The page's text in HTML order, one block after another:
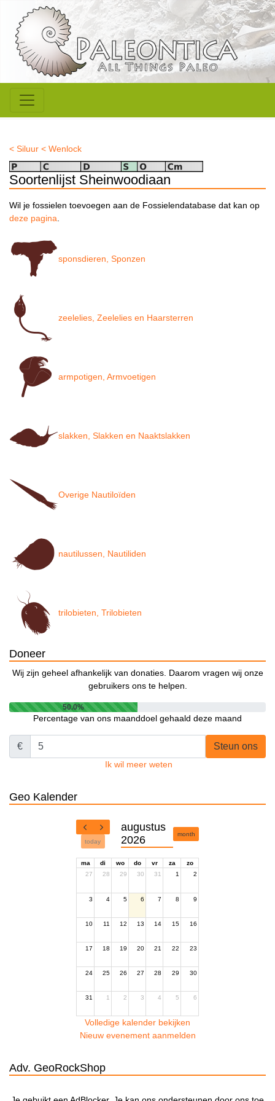
< Siluur < Wenlock
Soortenlijst Sheinwoodiaan
Wil je fossielen toevoegen aan de Fossielendatabase dat kan op
deze pagina.
sponsdieren, Sponzen
zeelelies, Zeelelies en Haarsterren
armpotigen, Armvoetigen
slakken, Slakken en Naaktslakken
Overige Nautiloïden
nautilussen, Nautiliden
trilobieten, Trilobieten
Doneer
Wij zijn geheel afhankelijk van donaties. Daarom vragen wij onze
gebruikers ons te helpen.
50.0%
Percentage van ons maanddoel gehaald deze maand
€ Steun ons
Ik wil meer weten
Geo Kalender
today
augustus
2026
month
ma di wo do vr za
zo
27
28 29 30 31 1 2
3 4 5 6 7 8 9
10 11 12 13 14 15 16
17 18 19 20 21 22 23
24 25 26 27 28 29 30
31 1 2 3 4 5 6
Volledige kalender bekijken
Nieuw evenement aanmelden
Adv. GeoRockShop